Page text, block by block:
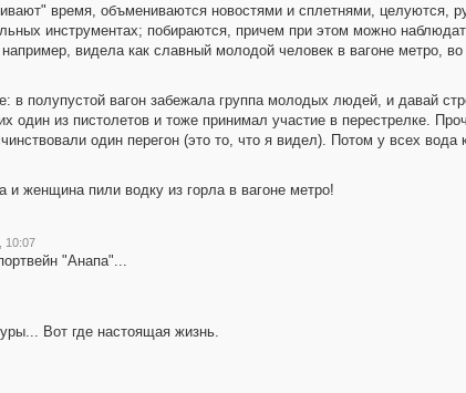
время, объмениваются новостями и сплетнями, целуются,
инструментах; побираются, причем при этом можно
например, видела как славный молодой человек в вагоне метро,
в полупустой вагон забежала группа молодых людей, и давай
один из пистолетов и тоже принимал участие в перестрелке.
один перегон (это то, что я видел). Потом у всех вода
женщина пили водку из горла в вагоне метро!
10:07
"Анапа"...
Вот где настоящая жизнь.